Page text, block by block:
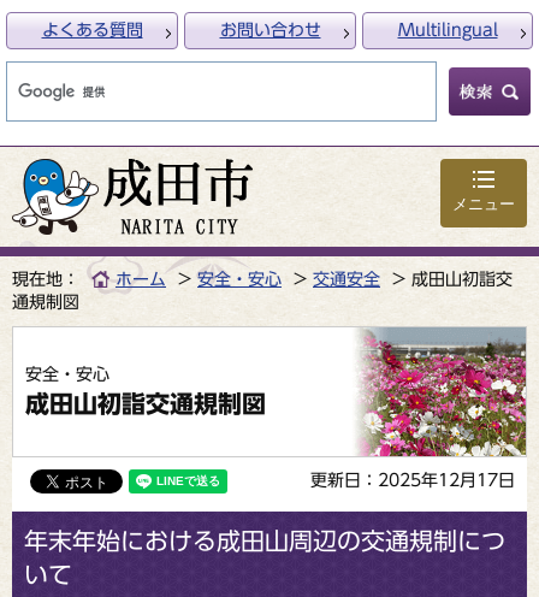
メニュー
よくある質問 お問い合わせ Multilingual
現在地： ホーム 安全・安心 交通安全
成田山初詣交
通規制図
安全・安心
成田山初詣交通規制図
更新日：2025年12月17日
年末年始における成田山周辺の交通規制につ
いて